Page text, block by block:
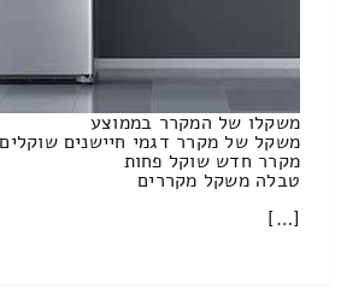
משקלו של המקרר בממוצע
משקל של מקרר דגמי חיישנים
מקרר חדש שוקל פחות
טבלה משקל מקררים
[…]